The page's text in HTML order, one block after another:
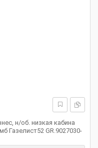
н/об. низкая кабина
Газелист52 GR.9027030-